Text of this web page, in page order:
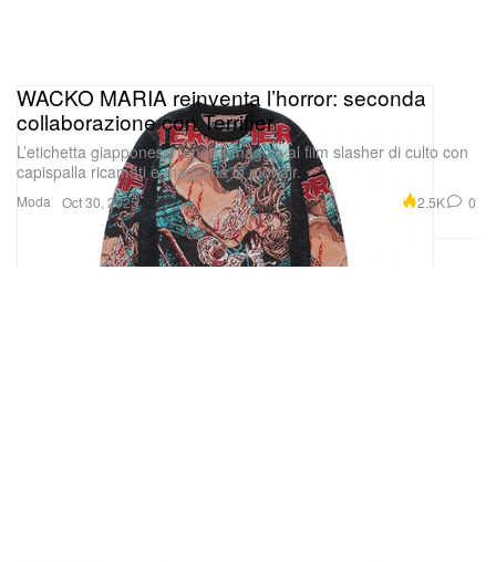
Moda
WACKO MARIA reinventa l’horror: seconda
collaborazione con Terrifier
L’etichetta giapponese rende omaggio al film slasher di culto con
capispalla ricamati e maglieria in mohair.
Oct 30, 2025 2.5K 0